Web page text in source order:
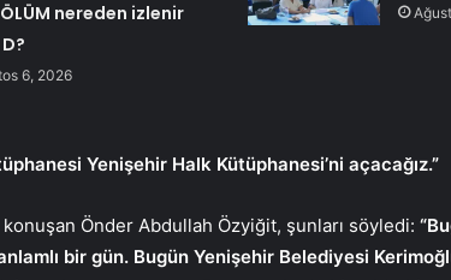
nereden izlenir
6, 2026
Yenişehir Halk Kütüphanesi’ni açacağız.”
konuşan Önder Abdullah Özyiğit, şunları söyledi:
bir gün. Bugün Yenişehir Belediyesi